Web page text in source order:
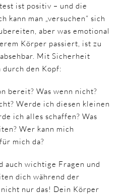
ist positiv – und die
kann man „versuchen“ sich
aber was emotional
Körper passiert, ist zu
Mit Sicherheit
den Kopf:
bereit? Was wenn nicht?
Werde ich diesen kleinen
ich alles schaffen? Was
Wer kann mich
mich da?
auch wichtige Fragen und
dich während der
nur das! Dein Körper